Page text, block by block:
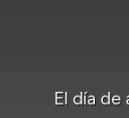
El día de